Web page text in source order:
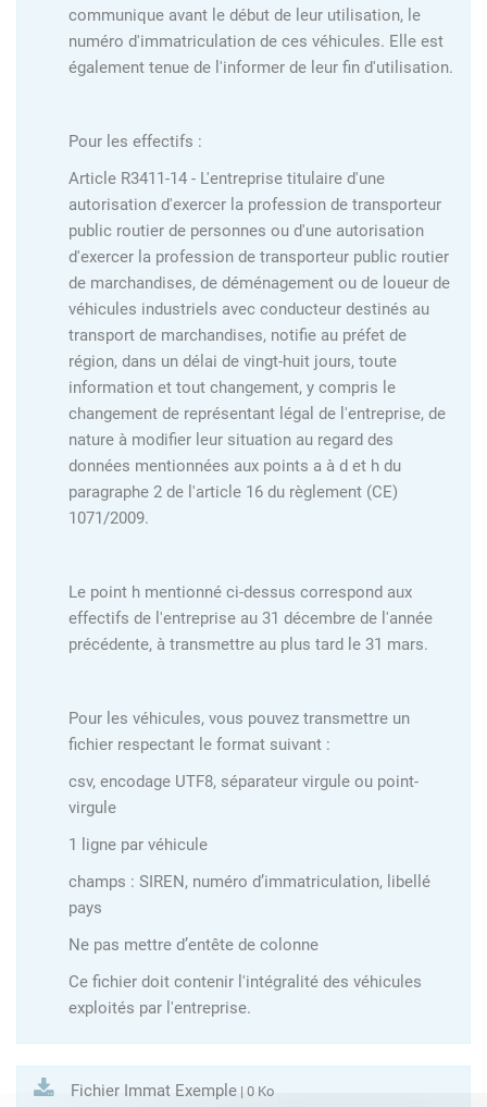
communique avant le début de leur utilisation, le
numéro d'immatriculation de ces véhicules. Elle est
également tenue de l'informer de leur fin d'utilisation.
Pour les effectifs :
Article R3411-14 - L'entreprise titulaire d'une
autorisation d'exercer la profession de transporteur
public routier de personnes ou d'une autorisation
d'exercer la profession de transporteur public routier
de marchandises, de déménagement ou de loueur de
véhicules industriels avec conducteur destinés au
transport de marchandises, notifie au préfet de
région, dans un délai de vingt-huit jours, toute
information et tout changement, y compris le
changement de représentant légal de l'entreprise, de
nature à modifier leur situation au regard des
données mentionnées aux points a à d et h du
paragraphe 2 de l'article 16 du règlement (CE)
1071/2009.
Le point h mentionné ci-dessus correspond aux
effectifs de l'entreprise au 31 décembre de l'année
précédente, à transmettre au plus tard le 31 mars.
Pour les véhicules, vous pouvez transmettre un
fichier respectant le format suivant :
csv, encodage UTF8, séparateur virgule ou point-
virgule
1 ligne par véhicule
champs : SIREN, numéro d’immatriculation, libellé
pays
Ne pas mettre d’entête de colonne
Ce fichier doit contenir l'intégralité des véhicules
exploités par l'entreprise.
Fichier Immat Exemple | 0 Ko